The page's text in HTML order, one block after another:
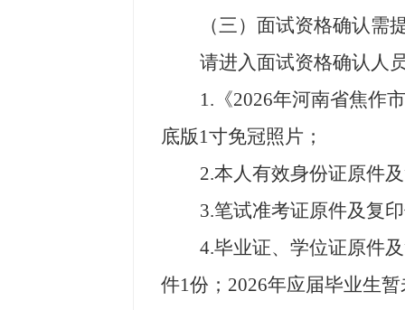
（三）面试资格确认需
请进入面试资格确认人
1. 《2026年河南省焦作市
底版1寸免冠照片；
2.本人有效身份证原件
3.笔试准考证原件及复
4.毕业证、学位证原件
件1份； 2026年应届毕业生